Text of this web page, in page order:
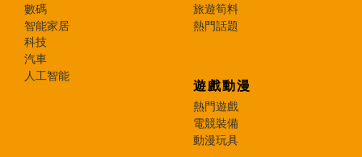
數碼
智能家居
科技
汽車
人工智能
旅遊筍料
熱門話題
遊戲動漫
熱門遊戲
電競裝備
動漫玩具